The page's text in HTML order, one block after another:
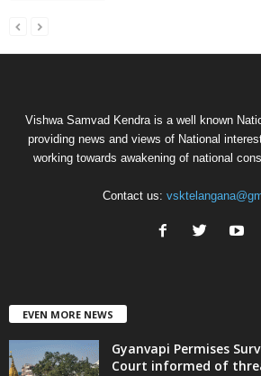
Vishwa Samvad Kendra is a well known
providing news and views of National
working towards awakening of national
Contact us:
EVEN MORE NEWS
Gyanvapi Permises
Court informed of